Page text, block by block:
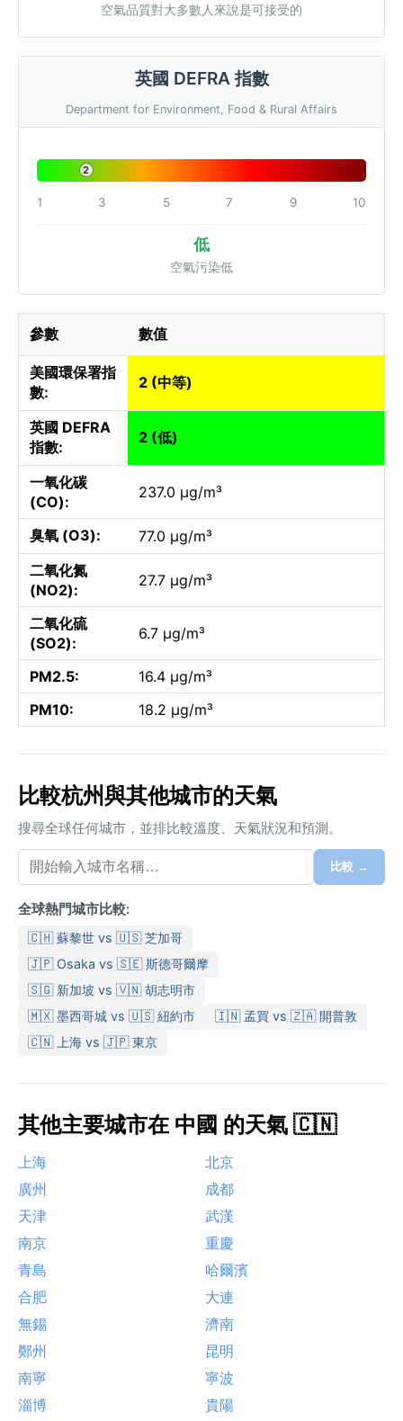
空氣品質對大多數人來說是可接受的
英國 DEFRA 指數
Department for Environment, Food & Rural Affairs
2
1 3 5 7 9 10
低
空氣污染低
參數 數值
美國環保署指
數:
2 (中等)
英國 DEFRA
指數:
2 (低)
一氧化碳
(CO):
237.0 µg/m³
臭氧 (O3):
77.0 µg/m³
二氧化氮
(NO2):
27.7 µg/m³
二氧化硫
(SO2):
6.7 µg/m³
PM2.5:
16.4 µg/m³
PM10:
18.2 µg/m³
比較杭州與其他城市的天氣
搜尋全球任何城市，並排比較溫度、天氣狀況和預測。
比較 →
全球熱門城市比較:
🇨🇭 蘇黎世 vs 🇺🇸 芝加哥
🇯🇵 Osaka vs 🇸🇪 斯德哥爾摩
🇸🇬 新加坡 vs 🇻🇳 胡志明市
🇲🇽 墨西哥城 vs 🇺🇸 紐約市
🇮🇳 孟買 vs 🇿🇦 開普敦
🇨🇳 上海 vs 🇯🇵 東京
其他主要城市在 中國 的天氣 🇨🇳
上海
北京
廣州
成都
天津
武漢
南京
重慶
青島
哈爾濱
合肥
大連
無錫
濟南
鄭州
昆明
南寧
寧波
淄博
貴陽